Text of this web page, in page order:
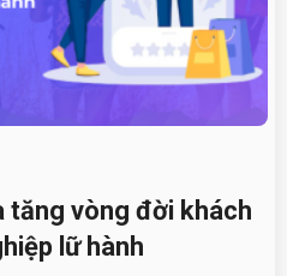
tăng vòng đời khách
lữ hành